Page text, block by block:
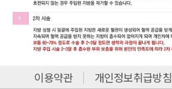
이용약관 개인정보취급방침